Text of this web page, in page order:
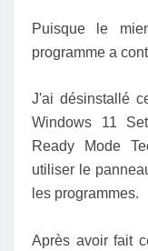
Puisque le
programme a
J'ai désinstallé
Windows 11
Ready Mode
utiliser le
les programmes.
Après avoir fait